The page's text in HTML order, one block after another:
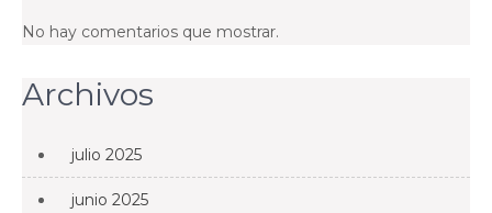
No hay comentarios que mostrar.
Archivos
julio 2025
junio 2025